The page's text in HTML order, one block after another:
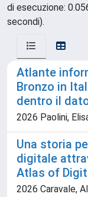
di esecuzione:
secondi).
Atlante
Bronzo in
dentro il
2026 Paolini,
Una storia
digitale
Atlas of
2026 Caravale,